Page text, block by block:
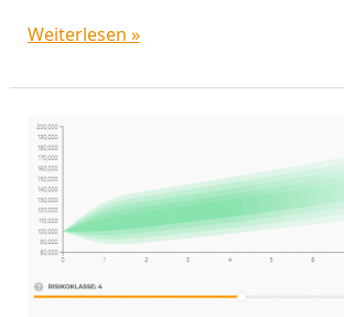
Weiterlesen »
Maximale
Diversifikation
für
Ihr
Depot